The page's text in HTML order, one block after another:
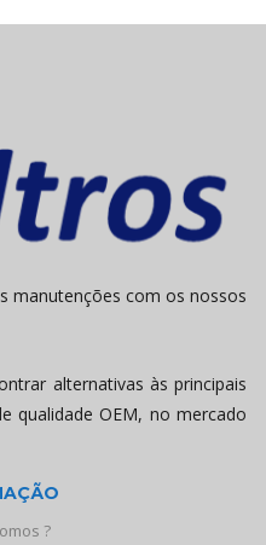
manutenções com os nossos
alternativas às principais
qualidade OEM, no mercado
?